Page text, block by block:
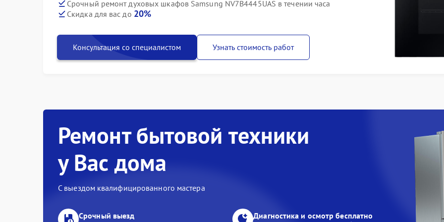
Срочный ремонт духовых шкафов Samsung NV7B4445UAS в течении часа
Скидка для вас до 20%
Консультация со специалистом Узнать стоимость работ
Ремонт бытовой техники
у Вас дома
С выездом квалифицированного мастера
Срочный выезд Диагностика и осмотр бесплатно